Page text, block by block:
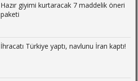
Hazır giyimi kurtaracak 7 maddelik öneri
paketi
İhracatı Türkiye yaptı, navlunu İran kaptı!